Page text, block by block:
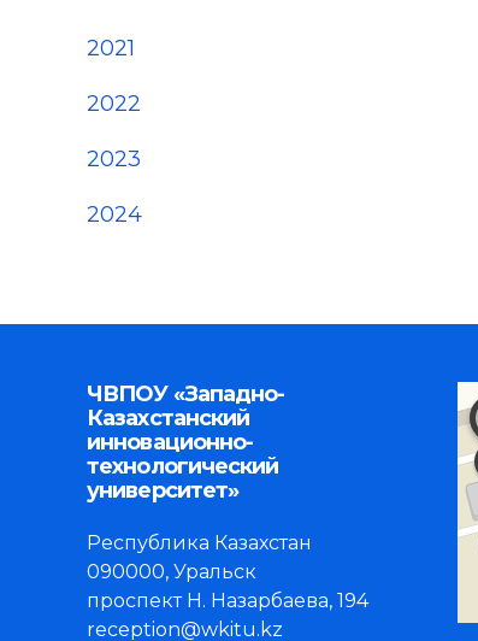
2021
2022
2023
2024
ЧВПОУ «Западно-
Казахстанский
инновационно-
технологический
университет»
Республика Казахстан
090000, Уральск
проспект Н. Назарбаева, 194
reception@wkitu.kz